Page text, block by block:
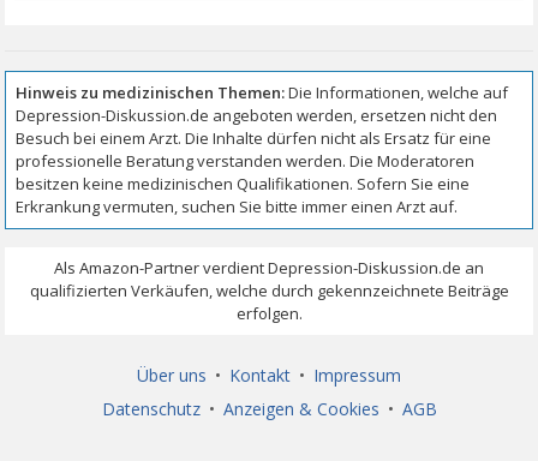
Über uns • Kontakt • Impressum
Datenschutz • Anzeigen & Cookies • AGB